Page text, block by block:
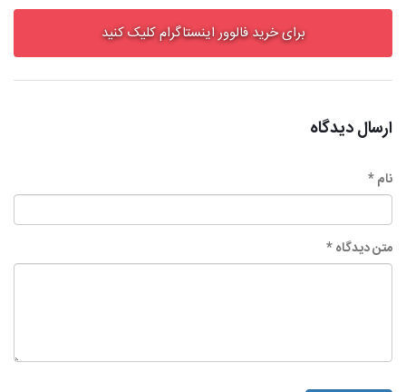
برای خرید فالوور اینستاگرام کلیک کنید
ارسال دیدگاه
نام *
متن دیدگاه *